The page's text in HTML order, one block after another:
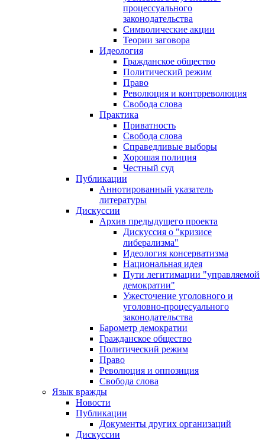
процессуального
законодательства
Символические акции
Теории заговора
Идеология
Гражданское общество
Политический режим
Право
Революция и контрреволюция
Свобода слова
Практика
Приватность
Свобода слова
Справедливые выборы
Хорошая полиция
Честный суд
Публикации
Аннотированный указатель
литературы
Дискуссии
Архив предыдущего проекта
Дискуссия о "кризисе
либерализма"
Идеология консерватизма
Национальная идея
Пути легитимации "управляемой
демократии"
Ужесточение уголовного и
уголовно-процесуального
законодательства
Барометр демократии
Гражданское общество
Политический режим
Право
Революция и оппозиция
Свобода слова
Язык вражды
Новости
Публикации
Документы других организаций
Дискуссии